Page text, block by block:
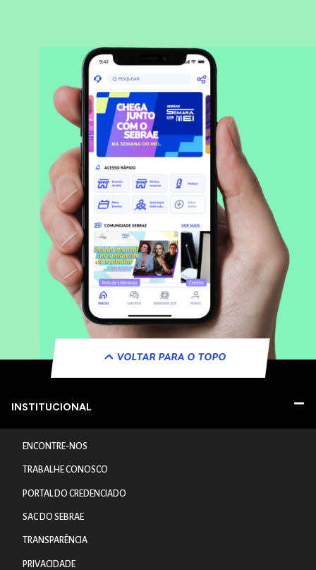
VOLTAR PARA O TOPO
INSTITUCIONAL
ENCONTRE-NOS
TRABALHE CONOSCO
PORTAL DO CREDENCIADO
SAC DO SEBRAE
TRANSPARÊNCIA
PRIVACIDADE